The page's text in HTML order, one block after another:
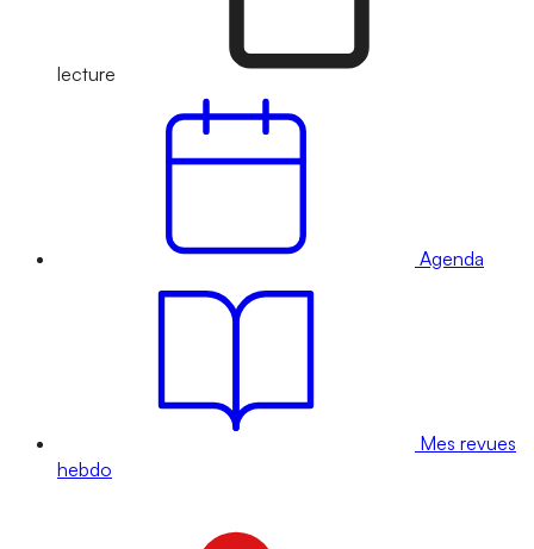
lecture
Agenda
Mes revues
hebdo